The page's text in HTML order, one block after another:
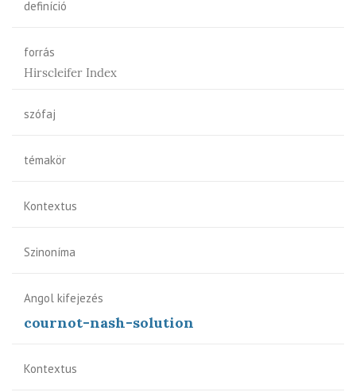
definíció
forrás
Hirscleifer Index
szófaj
témakör
Kontextus
Szinoníma
Angol kifejezés
cournot-nash-solution
Kontextus